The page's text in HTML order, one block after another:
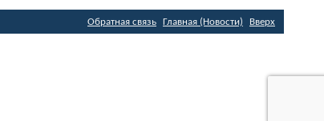
Обратная связь Главная (Новости) Вверх